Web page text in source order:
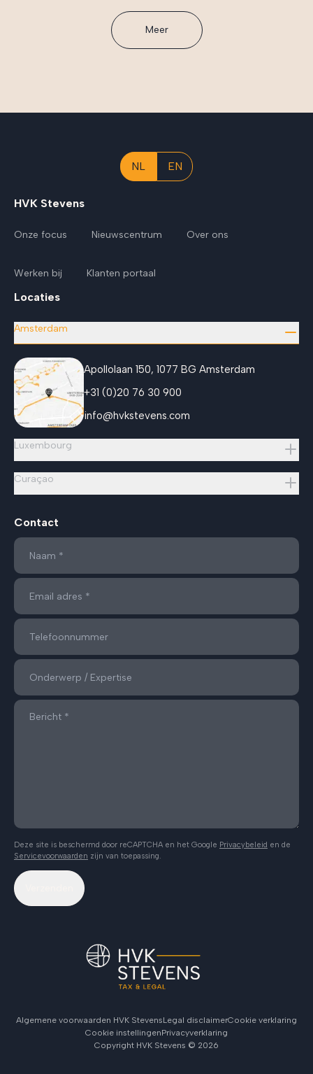
Meer
NL EN
HVK Stevens
Onze focus Nieuwscentrum Over ons
Werken bij Klanten portaal
Locaties
Amsterdam
Apollolaan 150, 1077 BG Amsterdam
+31 (0)20 76 30 900
info@hvkstevens.com
Luxembourg
Curaçao
Contact
Deze site is beschermd door reCAPTCHA en het Google Privacybeleid en de
Servicevoorwaarden zijn van toepassing.
Algemene voorwaarden HVK StevensLegal disclaimerCookie verklaring
Cookie instellingenPrivacyverklaring
Copyright HVK Stevens © 2026